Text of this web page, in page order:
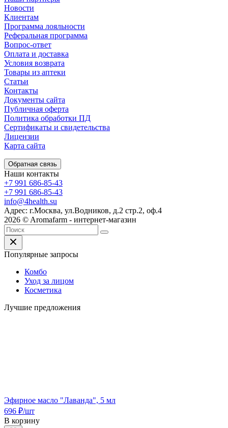
Новости
Клиентам
Программа лояльности
Реферальная программа
Вопрос-ответ
Оплата и доставка
Условия возврата
Товары из аптеки
Статьи
Контакты
Документы сайта
Публичная оферта
Политика обработки ПД
Сертификаты и свидетельства
Лицензии
Карта сайта
Обратная связь
Наши контакты
+7 991 686-85-43
+7 991 686-85-43
info@4health.su
Адрес: г.Москва, ул.Водников, д.2 стр.2, оф.4
2026 © Aromafarm - интернет-магазин
Популярные запросы
Комбо
Уход за лицом
Косметика
Лучшие предложения
Эфирное масло "Лаванда", 5 мл
696 ₽/шт
В корзину